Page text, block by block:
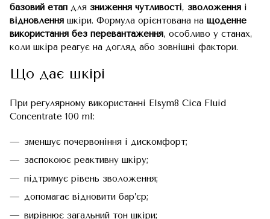
базовий етап для зниження чутливості, зволоження і
відновлення шкіри. Формула орієнтована на щоденне
використання без перевантаження, особливо у станах,
коли шкіра реагує на догляд або зовнішні фактори.
Що дає шкірі
При регулярному використанні Elsym8 Cica Fluid
Concentrate 100 ml:
зменшує почервоніння і дискомфорт;
заспокоює реактивну шкіру;
підтримує рівень зволоження;
допомагає відновити бар’єр;
вирівнює загальний тон шкіри;